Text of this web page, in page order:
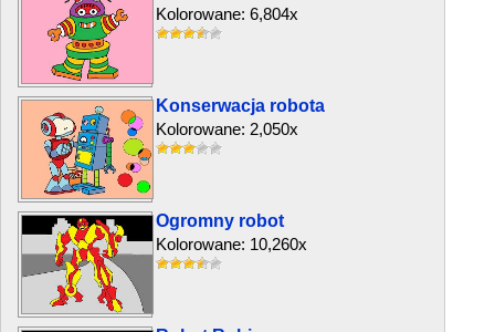
Kolorowane: 6,804x
Konserwacja robota
Kolorowane: 2,050x
Ogromny robot
Kolorowane: 10,260x